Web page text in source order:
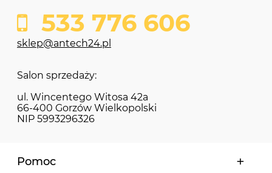
533 776 606
sklep@antech24.pl
Salon sprzedaży:
ul. Wincentego Witosa 42a
66-400 Gorzów Wielkopolski
NIP 5993296326
Pomoc